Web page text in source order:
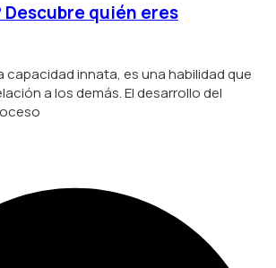
quién eres
capacidad innata, es una habilidad que
a los demás. El desarrollo del